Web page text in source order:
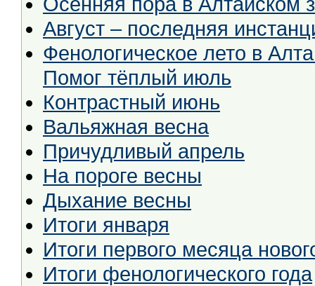
Август – последняя
Фенологическое лето в
Помог тёплый июль
Контрастный июнь
Вальяжная весна
Причудливый апрель
На пороге весны
Дыхание весны
Итоги января
Итоги первого месяца
Итоги фенологического года